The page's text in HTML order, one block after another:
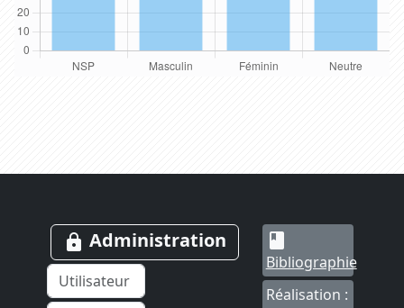
lock Administration book
Bibliographie
Réalisation :